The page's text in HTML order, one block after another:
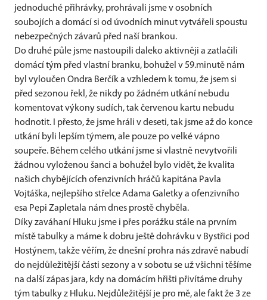
jednoduché přihrávky, prohrávali jsme v osobních
soubojích a domácí si od úvodních minut vytvářeli spoustu
nebezpečných závarů před naší brankou.
Do druhé půle jsme nastoupili daleko aktivněji a zatlačili
domácí tým před vlastní branku, bohužel v 59.minutě nám
byl vyloučen Ondra Berčík a vzhledem k tomu, že jsem si
před sezonou řekl, že nikdy po žádném utkání nebudu
komentovat výkony sudích, tak červenou kartu nebudu
hodnotit. I přesto, že jsme hráli v deseti, tak jsme až do konce
utkání byli lepším týmem, ale pouze po velké vápno
soupeře. Během celého utkání jsme si vlastně nevytvořili
žádnou vyloženou šanci a bohužel bylo vidět, že kvalita
našich chybějících ofenzivních hráčů kapitána Pavla
Vojtáška, nejlepšího střelce Adama Galetky a ofenzivního
esa Pepi Zapletala nám dnes prostě chyběla.
Díky zaváhaní Hluku jsme i přes porážku stále na prvním
místě tabulky a máme k dobru ještě dohrávku v Bystřici pod
Hostýnem, takže věřím, že dnešní prohra nás zdravě nabudí
do nejdůležitější části sezony a v sobotu se už všichni těšíme
na další zápas jara, kdy na domácím hřišti přivítáme druhy
tým tabulky z Hluku. Nejdůležitější je pro mě, ale fakt že 3 ze